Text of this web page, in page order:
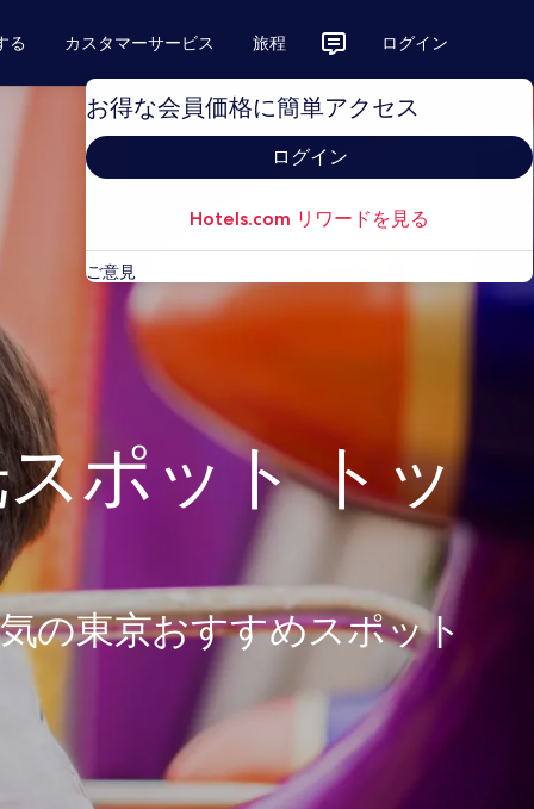
る カスタマーサービス 旅程 ログイン
お得な会員価格に簡単アクセス
ログイン
Hotels.com リワードを見る
ご意見
ポット トッ
の東京おすすめスポット